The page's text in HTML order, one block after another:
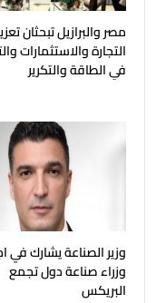
مصر والبرازيل تبحثان
التجارة والاستثمارات
في الطاقة والتكرير
وزير الصناعة يشارك في
وزراء صناعة دول تجمع
البريكس